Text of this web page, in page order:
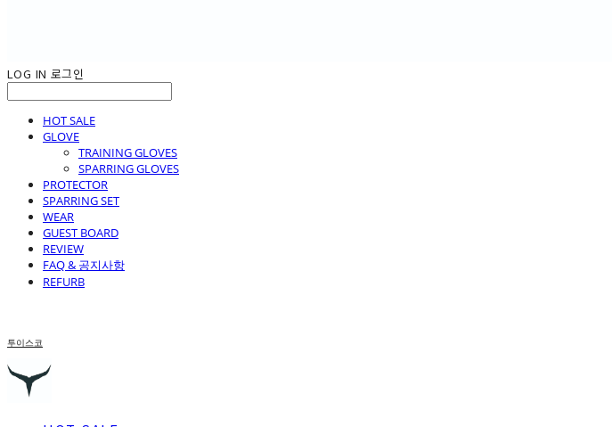
LOG IN 로그인
HOT SALE
GLOVE
TRAINING GLOVES
SPARRING GLOVES
PROTECTOR
SPARRING SET
WEAR
GUEST BOARD
REVIEW
FAQ & 공지사항
REFURB
투이스코